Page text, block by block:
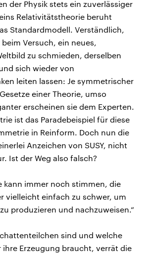
der Physik stets ein zuverlässiger
Relativitätstheorie beruht
Standardmodell. Verständlich,
Versuch, ein neues,
zu schmieden, derselben
sich wieder von
leiten lassen: Je symmetrischer
einer Theorie, umso
erscheinen sie dem Experten.
ist das Paradebeispiel für diese
in Reinform. Doch nun die
Anzeichen von SUSY, nicht
Ist der Weg also falsch?
kann immer noch stimmen, die
vielleicht einfach zu schwer, um
produzieren und nachzuweisen.“
sind und welche
ihre Erzeugung braucht, verrät die